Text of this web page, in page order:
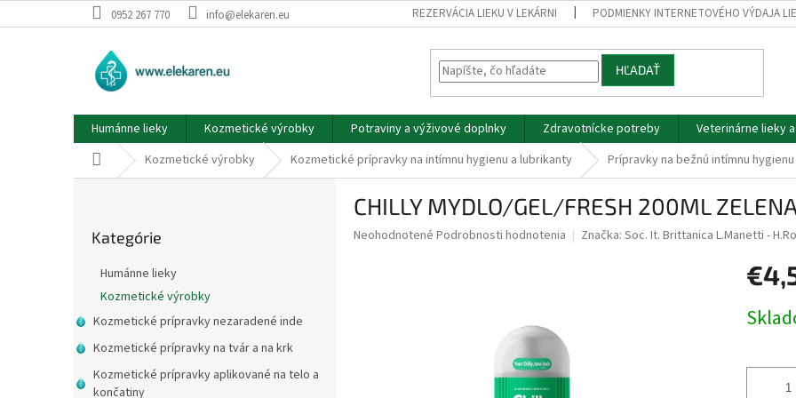
na
0952 267 770 info@elekaren.eu REZERVÁCIA LIEKU V LEKÁRNI PODMIENKY INTERNETOVÉHO VÝDAJA
HĽADAŤ
Humánne lieky Kozmetické výrobky Potraviny a výživové doplnky Zdravotnícke potreby Veterinárne lieky
DomovKozmetické výrobky Kozmetické prípravky na intímnu hygienu a lubrikanty Prípravky na bežnú intímnu hygienu
n
e
kategórie
Kategórie
Humánne lieky
Kozmetické výrobky
Kozmetické prípravky nezaradené inde
Kozmetické prípravky na tvár a na krk
Kozmetické prípravky aplikované na telo a
končatiny
CHILLY MYDLO/GEL/FRESH 200ML
Priemerné
Neohodnotené Podrobnosti hodnotenia Značka: Soc. It. Brittanica L.Manetti -
cena: